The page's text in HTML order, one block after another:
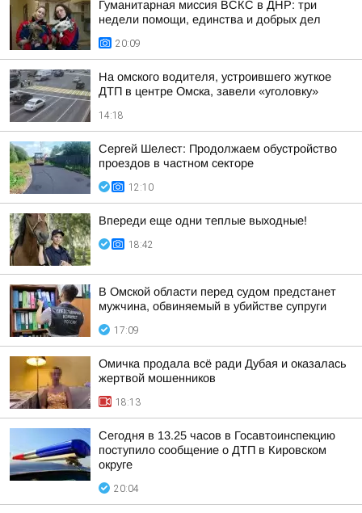
Гуманитарная миссия ВСКС в ДНР: три
недели помощи, единства и добрых дел
20:09
На омского водителя, устроившего жуткое
ДТП в центре Омска, завели «уголовку»
14:18
Сергей Шелест: Продолжаем обустройство
проездов в частном секторе
12:10
Впереди еще одни теплые выходные!
18:42
В Омской области перед судом предстанет
мужчина, обвиняемый в убийстве супруги
17:09
Омичка продала всё ради Дубая и оказалась
жертвой мошенников
18:13
Сегодня в 13.25 часов в Госавтоинспекцию
поступило сообщение о ДТП в Кировском
округе
20:04